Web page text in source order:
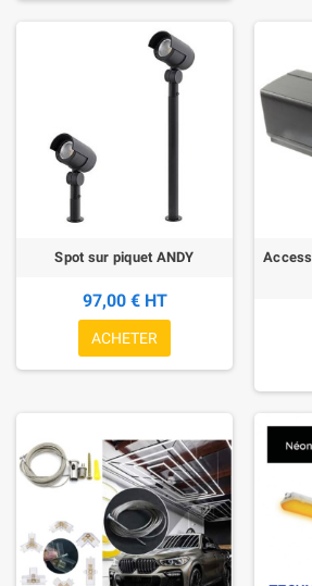
Spot sur piquet ANDY
97,00 € HT
ACHETER